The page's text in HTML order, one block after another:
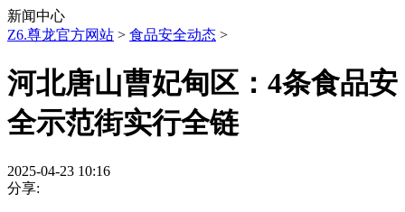
新闻中心
Z6.尊龙官方网站 > 食品安全动态 >
河北唐山曹妃甸区：4条食品安
全示范街实行全链
2025-04-23 10:16
分享: